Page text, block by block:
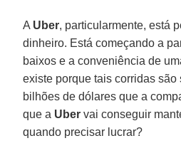
A Uber, particularmente, está
dinheiro. Está começando a
baixos e a conveniência de
existe porque tais corridas
bilhões de dólares que a
que a Uber vai conseguir
quando precisar lucrar?